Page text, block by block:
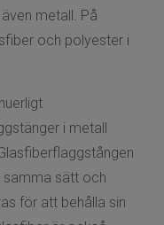
metall. På
och polyester i
i metall
samma sätt och
för att behålla sin